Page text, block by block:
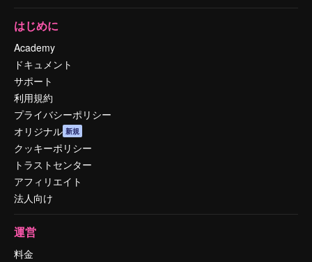
はじめに
Academy
ドキュメント
サポート
利用規約
プライバシーポリシー
オリジナル 新規
クッキーポリシー
トラストセンター
アフィリエイト
法人向け
運営
料金